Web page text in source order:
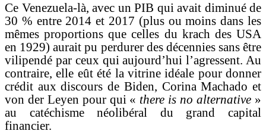
Ce Venezuela-là, avec un PIB qui avait diminué de
30 % entre 2014 et 2017 (plus ou moins dans les
mêmes proportions que celles du krach des USA
en 1929) aurait pu perdurer des décennies sans être
vilipendé par ceux qui aujourd’hui l’agressent. Au
contraire, elle eût été la vitrine idéale pour donner
crédit aux discours de Biden, Corina Machado et
von der Leyen pour qui « there is no alternative »
au catéchisme néolibéral du grand capital
financier.